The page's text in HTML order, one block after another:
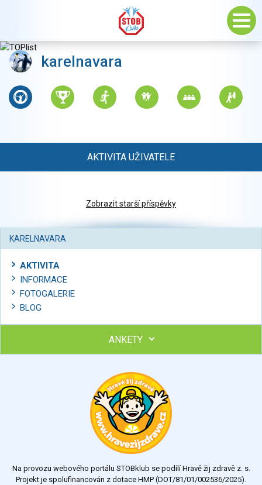
karelnavara
AKTIVITA UŽIVATELE
Zobrazit starší příspěvky
KARELNAVARA
AKTIVITA
INFORMACE
FOTOGALERIE
BLOG
ANKETY
Výsledky Všechny ankety
Na provozu webového portálu STOBklub se podílí Hravě žij zdravě z. s.
Projekt je spolufinancován z dotace HMP (DOT/81/01/002536/2025).